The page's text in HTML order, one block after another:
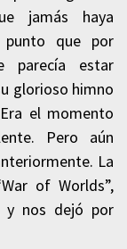
jamás haya
que por
parecía estar
glorioso himno
el momento
Pero aún
La
of Worlds”,
y nos dejó por